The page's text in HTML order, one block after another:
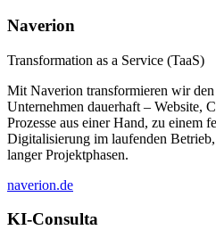
Naverion
Transformation as a Service (TaaS)
Mit Naverion transformieren wir
Unternehmen dauerhaft – Website,
Prozesse aus einer Hand, zu einem
Digitalisierung im laufenden
langer Projektphasen.
naverion.de
KI-Consulta